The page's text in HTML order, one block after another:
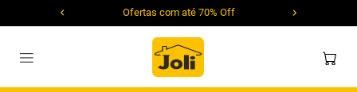
Ofertas com até 70% Off